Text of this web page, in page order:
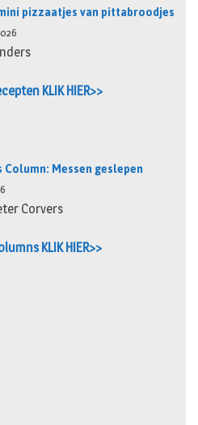
pizzaatjes van pittabroodjes
KLIK HIER>>
Column: Messen geslepen
Corvers
KLIK HIER>>